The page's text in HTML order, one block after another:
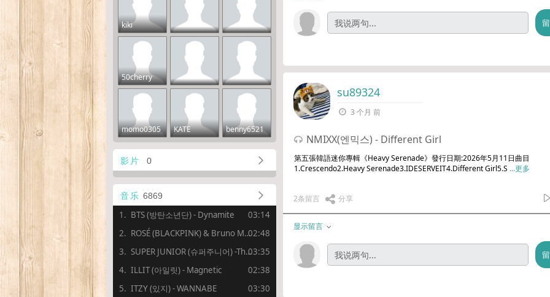
kiki
50cherry
momo0305 KATE benny6521
影片 0
音乐 6869
BTS (방탄소년단) - Dynamite
03:14
ROSÉ (BLACKPINK) & Bruno Mars - APT.02:48
SUPER JUNIOR (슈퍼주니어) -The Crown03:35
ILLIT (아일릿) - Magnetic
02:38
ITZY (있지) - WANNABE
03:30
su89324
3 个月 前
NMIXX(엔믹스) - Different Girl
第五張韓語迷你專輯《Heavy Serenade》發行日期:2026年5月11日曲目
1.Crescendo2.Heavy Serenade3.IDESERVEIT4.Different Girl5.S …更多
2条留言 分享
显示留言